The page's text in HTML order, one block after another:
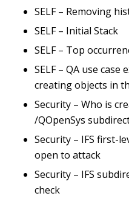
SELF – Removing
SELF – Initial Stack
SELF – Top
SELF – QA use case
creating objects in
Security – Who is
/QOpenSys
Security – IFS first-
open to attack
Security – IFS
check